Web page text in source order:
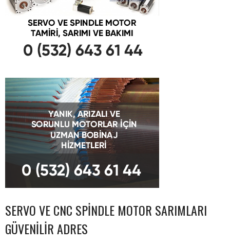
SERVO VE CNC SPINDLE MOTOR SARIMLARI
GÜVENILIR ADRES